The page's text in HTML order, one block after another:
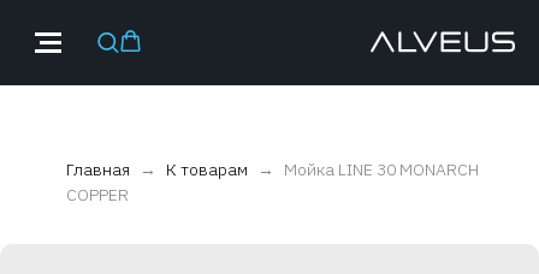
Главная К товарам
Мойка LINE 30 MONARCH
COPPER